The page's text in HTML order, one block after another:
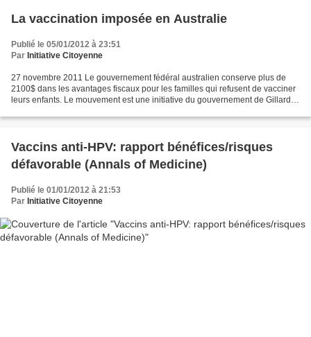
La vaccination imposée en Australie
Publié le 05/01/2012 à 23:51
Par Initiative Citoyenne
27 novembre 2011 Le gouvernement fédéral australien conserve plus de
2100$ dans les avantages fiscaux pour les familles qui refusent de vacciner
leurs enfants. Le mouvement est une initiative du gouvernement de Gillard
Vaccins anti-HPV: rapport bénéfices/risques
défavorable (Annals of Medicine)
Publié le 01/01/2012 à 21:53
Par Initiative Citoyenne